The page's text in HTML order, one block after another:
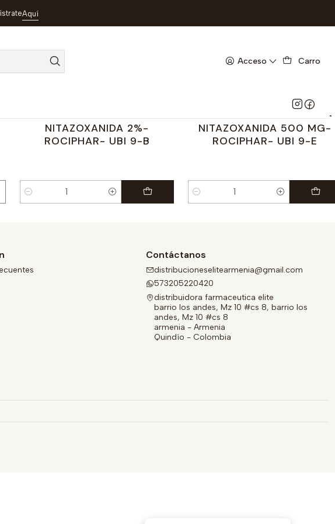
Acceso Carro
Aquí
TAXEN 2% SUSP X 30 ML-
NITAZOXANIDA 2%-
ROCIPHAR- UBI 9-B
Cantidad
ROCIPHAR
TAXEN 500 MG X 6 TAB-
NITAZOXANIDA 500 MG-
ROCIPHAR- UBI 9-E
Cantidad
Contáctanos
distribucioneselitearmenia@gmail.com
573205220420
distribuidora farmaceutica elite
barrio los andes, Mz 10 #cs 8, barrio los
andes, Mz 10 #cs 8
armenia - Armenia
Quindío - Colombia